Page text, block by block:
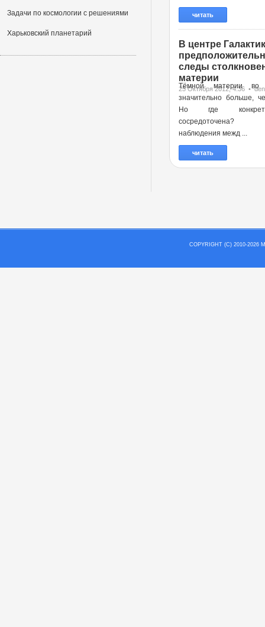
читать
В центре
следы
материи
25 Октября 2012, 4:36 • den
Тёмной материи во
значительно больше,
Но где
наблюдения межд ...
читать
Задачи по космологии с решениями
Харьковский планетарий
COPYRIGHT (C) 2010-